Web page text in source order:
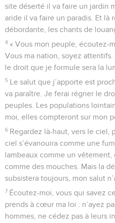
site déserté il va faire un jardin
aride il va faire un paradis. Et là
débordante, les chants de
4 « Vous mon peuple, écoutez-
Vous ma nation, soyez
le droit que je formule sera la
5 Le salut que j’apporte est
va paraître. Je ferai régner le
peuples. Les populations
moi, elles compteront sur mon
6 Regardez là-haut, vers le ciel,
ciel s’évanouira comme une
lambeaux comme un
comme des mouches. Mais la
subsistera toujours, mon salut
7 Écoutez-moi, vous qui savez
prends à cœur ma loi : n’ayez
hommes, ne cédez pas à leurs